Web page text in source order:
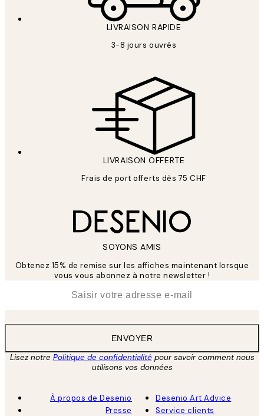
LIVRAISON RAPIDE
3-8 jours ouvrés
LIVRAISON OFFERTE
Frais de port offerts dès 75 CHF
SOYONS AMIS
Obtenez 15% de remise sur les affiches maintenant lorsque
vous vous abonnez à notre newsletter !
ENVOYER
Lisez notre Politique de confidentialitépour savoir comment nous
utilisons vos données
À propos de Desenio
Presse
Desenio Art Advice
Service clients